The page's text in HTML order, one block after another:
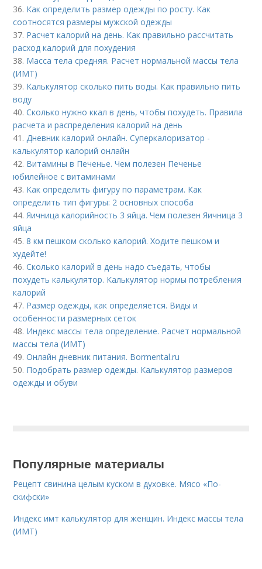
36. Как определить размер одежды по росту. Как
соотносятся размеры мужской одежды
37. Расчет калорий на день. Как правильно рассчитать
расход калорий для похудения
38. Масса тела средняя. Расчет нормальной массы тела
(ИМТ)
39. Калькулятор сколько пить воды. Как правильно пить
воду
40.Сколько нужно ккал в день, чтобы похудеть. Правила
расчета и распределения калорий на день
41.Дневник калорий онлайн. Суперкалоризатор -
калькулятор калорий онлайн
42. Витамины в Печенье. Чем полезен Печенье
юбилейное с витаминами
43. Как определить фигуру по параметрам. Как
определить тип фигуры: 2 основных способа
44.Яичница калорийность 3 яйца. Чем полезен Яичница 3
яйца
45.8 км пешком сколько калорий. Ходите пешком и
худейте!
46.Сколько калорий в день надо съедать, чтобы
похудеть калькулятор. Калькулятор нормы потребления
калорий
47. Размер одежды, как определяется. Виды и
особенности размерных сеток
48. Индекс массы тела определение. Расчет нормальной
массы тела (ИМТ)
49.Онлайн дневник питания. Bormental.ru
50. Подобрать размер одежды. Калькулятор размеров
одежды и обуви
Популярные материалы
Рецепт свинина целым куском в духовке. Мясо «По-
скифски»
Индекс имт калькулятор для женщин. Индекс массы тела
(ИМТ)